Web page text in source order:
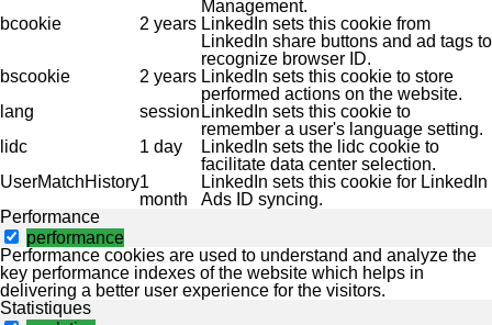
Management.
bcookie
2 years LinkedIn sets this cookie from
LinkedIn share buttons and ad tags to
recognize browser ID.
bscookie
2 years LinkedIn sets this cookie to store
performed actions on the website.
lang
session LinkedIn sets this cookie to
remember a user's language setting.
lidc
1 day
LinkedIn sets the lidc cookie to
facilitate data center selection.
UserMatchHistory1
month
LinkedIn sets this cookie for LinkedIn
Ads ID syncing.
Performance
performance
Performance cookies are used to understand and analyze the
key performance indexes of the website which helps in
delivering a better user experience for the visitors.
Statistiques